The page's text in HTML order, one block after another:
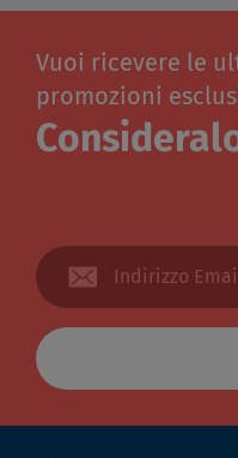
Vuoi ricevere le
promozioni